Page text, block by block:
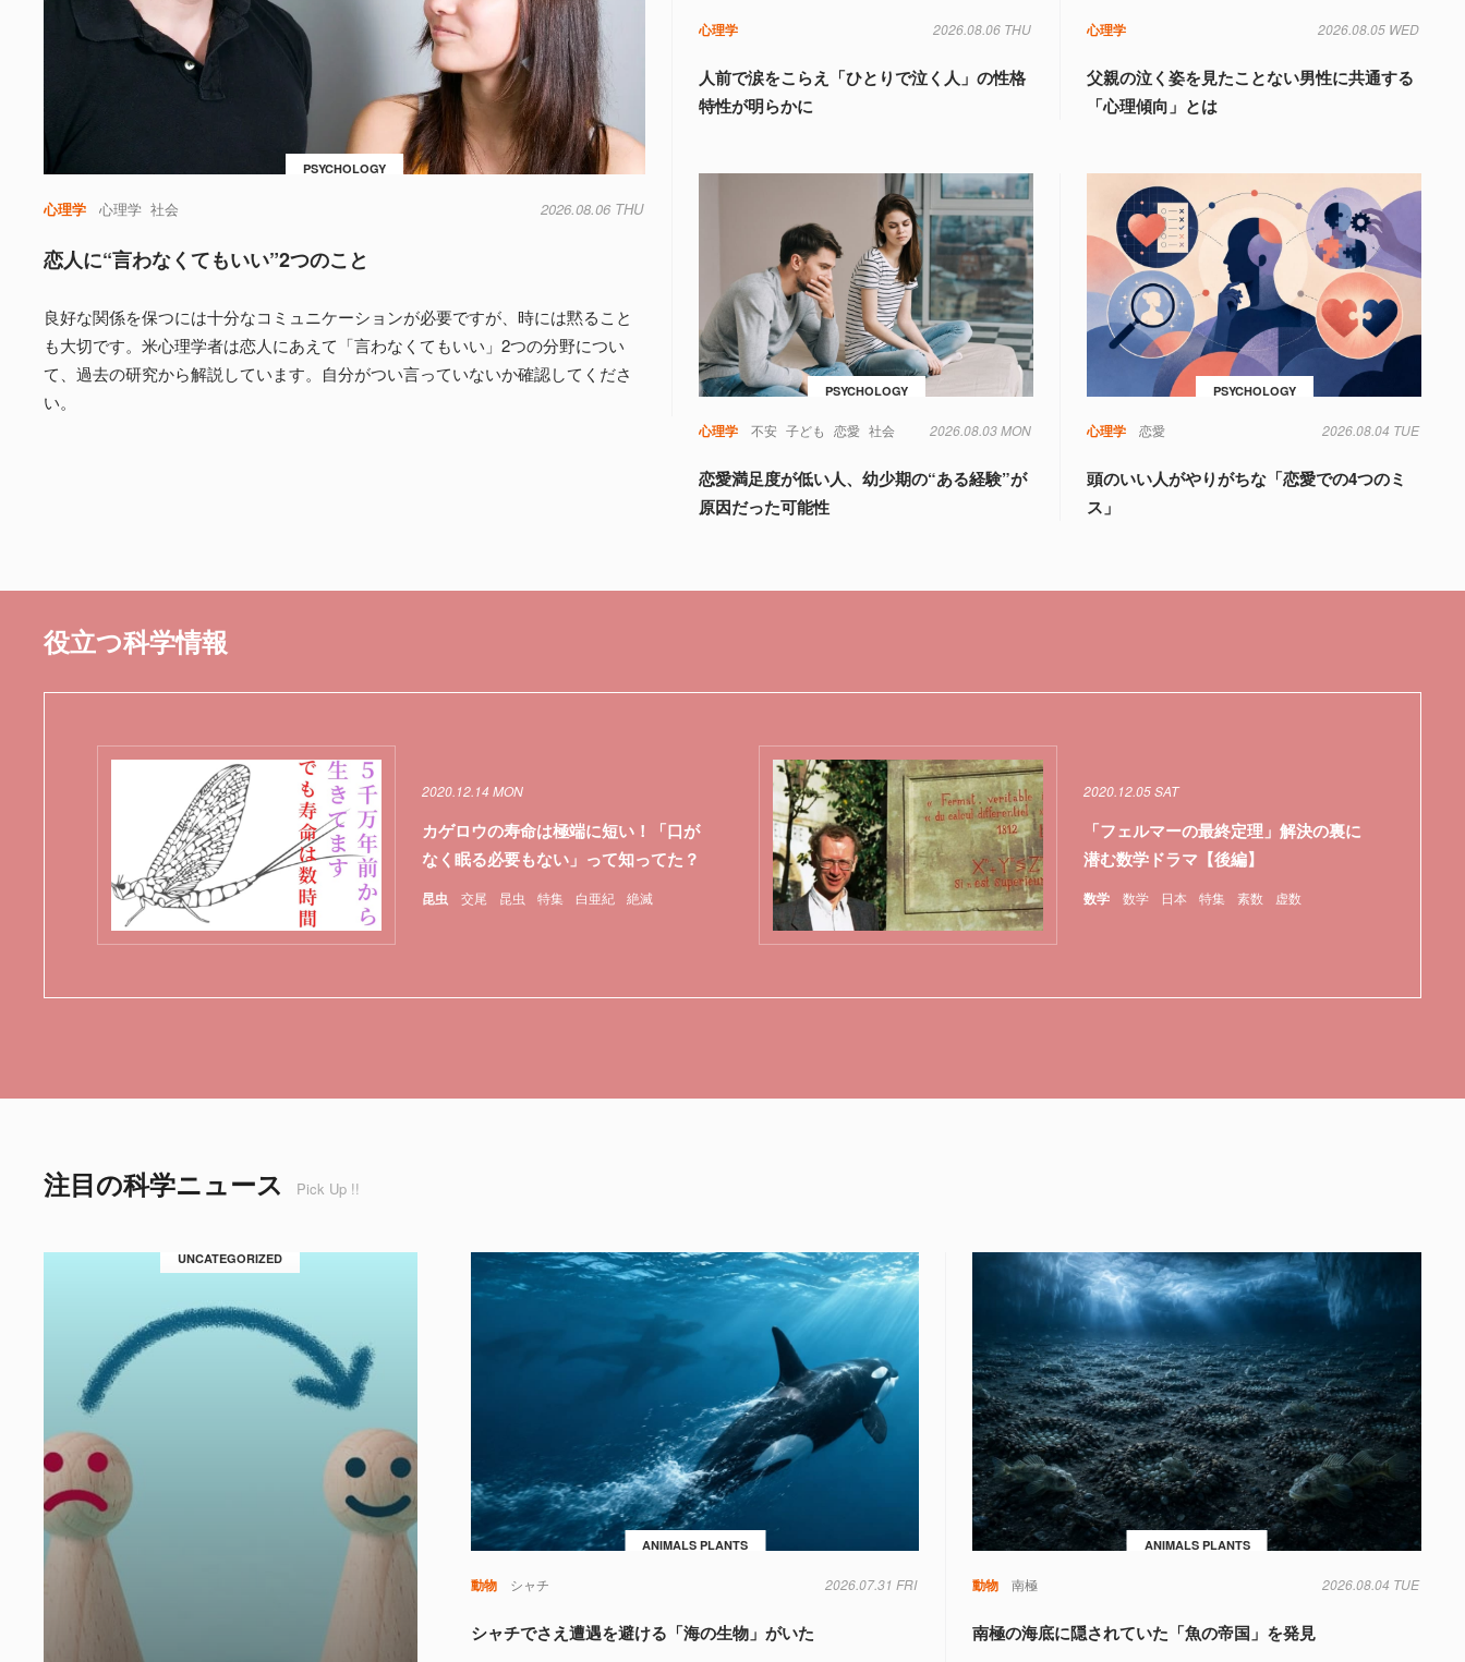
PSYCHOLOGY
心理学 心理学 社会 2026.08.06 THU
恋人に“言わなくてもいい”2つのこと
良好な関係を保つには十分なコミュニケーションが必要ですが、時には黙ること
も大切です。米心理学者は恋人にあえて「言わなくてもいい」2つの分野につい
て、過去の研究から解説しています。自分がつい言っていないか確認してくださ
い。
心理学 2026.08.06 THU
人前で涙をこらえ「ひとりで泣く人」の性格
特性が明らかに
心理学 2026.08.05 WED
父親の泣く姿を見たことない男性に共通する
「心理傾向」とは
PSYCHOLOGY
心理学 不安 子ども 恋愛 社会 2026.08.03 MON
恋愛満足度が低い人、幼少期の“ある経験”が
原因だった可能性
PSYCHOLOGY
心理学 恋愛 2026.08.04 TUE
頭のいい人がやりがちな「恋愛での4つのミ
ス」
役立つ科学情報
昆虫 交尾 昆虫 特集 白亜紀 絶滅
2020.12.14 MON
カゲロウの寿命は極端に短い！「口が
なく眠る必要もない」って知ってた？
数学 数学 日本 特集 素数 虚数
2020.12.05 SAT
「フェルマーの最終定理」解決の裏に
潜む数学ドラマ【後編】
注目の科学ニュース Pick Up !!
UNCATEGORIZED
ANIMALS PLANTS
動物 シャチ 2026.07.31 FRI
シャチでさえ遭遇を避ける「海の生物」がいた
ANIMALS PLANTS
動物 南極 2026.08.04 TUE
南極の海底に隠されていた「魚の帝国」を発見